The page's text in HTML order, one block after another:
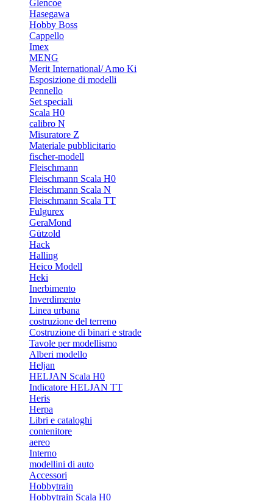
Glencoe
Hasegawa
Hobby Boss
Cappello
Imex
MENG
Merit International/ Amo Ki
Esposizione di modelli
Pennello
Set speciali
Scala H0
calibro N
Misuratore Z
Materiale pubblicitario
fischer-modell
Fleischmann
Fleischmann Scala H0
Fleischmann Scala N
Fleischmann Scala TT
Fulgurex
GeraMond
Gützold
Hack
Halling
Heico Modell
Heki
Inerbimento
Inverdimento
Linea urbana
costruzione del terreno
Costruzione di binari e strade
Tavole per modellismo
Alberi modello
Heljan
HELJAN Scala H0
Indicatore HELJAN TT
Heris
Herpa
Libri e cataloghi
contenitore
aereo
Interno
modellini di auto
Accessori
Hobbytrain
Hobbytrain Scala H0